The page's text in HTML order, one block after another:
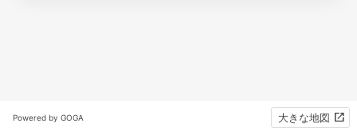
Powered by GOGA 大きな地図